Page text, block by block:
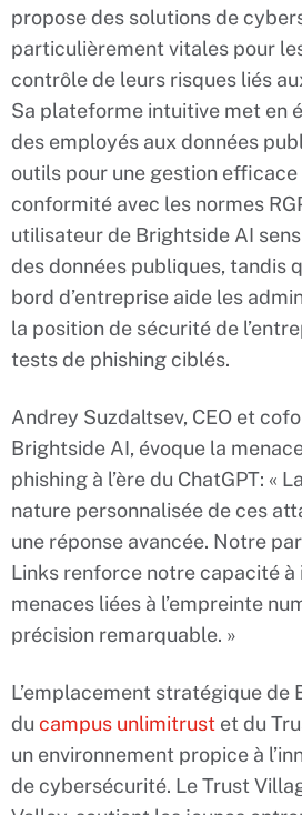
propose des solutions de
particulièrement vitales pour
contrôle de leurs risques liés
Sa plateforme intuitive met en
des employés aux données
outils pour une gestion efficace
conformité avec les normes
utilisateur de Brightside AI
des données publiques, tandis
bord d’entreprise aide les
la position de sécurité de
tests de phishing ciblés.
Andrey Suzdaltsev, CEO et
Brightside AI, évoque la
phishing à l’ère du ChatGPT: «
nature personnalisée de ces
une réponse avancée. Notre
Links renforce notre capacité
menaces liées à l’empreinte
précision remarquable. »
L’emplacement stratégique de
du campus unlimitrust et du
un environnement propice à
de cybersécurité. Le Trust